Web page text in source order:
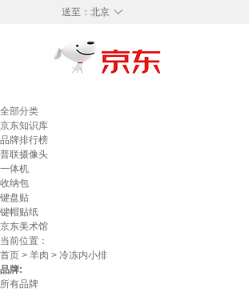
◇
送至： 北京
全部分类
京东知识库
品牌排行榜
普联摄像头
一体机
收纳包
键盘贴
键帽贴纸
京东美术馆
当前位置：
首页 > 羊肉 > 冷冻内小排
品牌:
所有品牌